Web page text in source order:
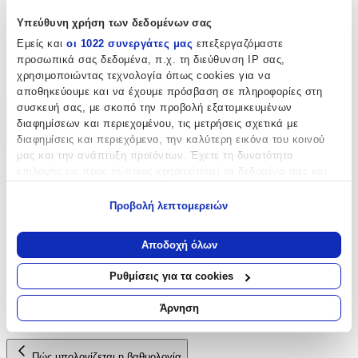
Υπεύθυνη χρήση των δεδομένων σας
Εμείς και οι 1022 συνεργάτες μας επεξεργαζόμαστε
προσωπικά σας δεδομένα, π.χ. τη διεύθυνση IP σας,
χρησιμοποιώντας τεχνολογία όπως cookies για να
αποθηκεύουμε και να έχουμε πρόσβαση σε πληροφορίες στη
συσκευή σας, με σκοπό την προβολή εξατομικευμένων
διαφημίσεων και περιεχομένου, τις μετρήσεις σχετικά με
διαφημίσεις και περιεχόμενο, την καλύτερη εικόνα του κοινού
μας και την ανάπτυξη προϊόντων. Έχετε τη δυνατότητα
Να συλλέξουμε πληροφορίες σχετικά με τη γεωγραφική
σας τοποθεσία, οι οποίες μπορεί να είναι ακριβείς σε
απόσταση μερικών μέτρων
Να αναγνωρίσουμε τη συσκευή σας σαρώνοντας ενεργά
για συγκεκριμένα χαρακτηριστικά (δακτυλικό αποτύπωμα)
Μάθετε περισσότερα σχετικά με τον τρόπο επεξεργασίας των
προσωπικών σας δεδομένων και καθορίστε τις προτιμήσεις σας
στηνενότητα “Λεπτομέρειες”. Μπορείτε να αλλάξετε ή να
Προβολή λεπτομερειών
Αποδοχή όλων
Ρυθμίσεις για τα cookies
Άρνηση
Είδος:
Φερμουάρ
Χαρακτηριστικά
+
Χαρακτηριστικά
Αξιολογήσεις
Προς το παρόν δεν υπάρχουν άλλες αξιολογήσεις. Όταν
προστεθούν, θα εμφανιστούν εδώ.